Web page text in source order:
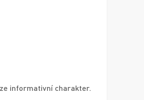
informativní charakter.